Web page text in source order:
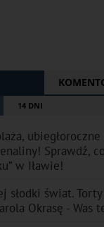
14 DNI
Sprawdź,
w Iławie!
słodki świat. Torty
Okrasę - Was